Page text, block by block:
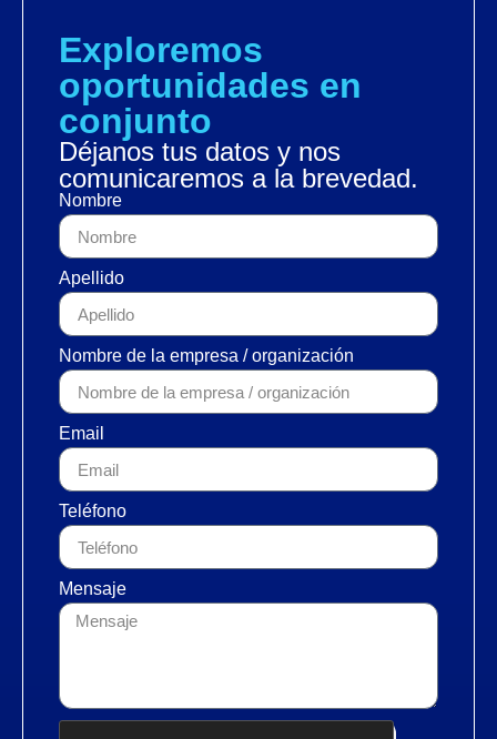
Exploremos
oportunidades en
conjunto
Déjanos tus datos y nos
comunicaremos a la brevedad.
Nombre
Apellido
Nombre de la empresa / organización
Email
Teléfono
Mensaje